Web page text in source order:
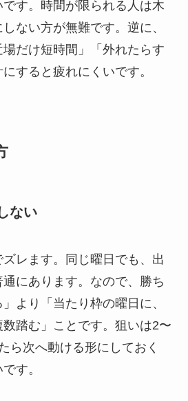
す。時間が限られる人は木
ない方が無難です。逆に、
だけ短時間」「外れたらす
すると疲れにくいです。
ない
レます。同じ曜日でも、出
にあります。なので、勝ち
より「当たり枠の曜日に、
踏む」ことです。狙いは2〜
ら次へ動ける形にしておく
す。